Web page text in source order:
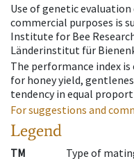
Use of genetic
commercial purposes is
Institute for Bee
Länderinstitut für
The performance index
for honey yield,
tendency in equal
For suggestions and
Legend
TM
Type of